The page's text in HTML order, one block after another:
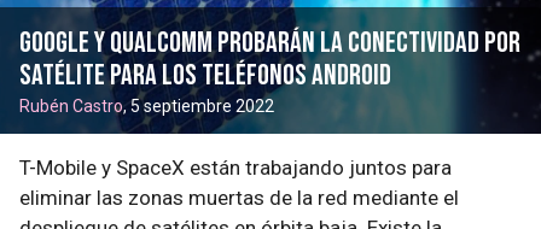
Google y Qualcomm probarán la conectividad por
satélite para los teléfonos Android
Rubén Castro, 5 septiembre 2022
T-Mobile y SpaceX están trabajando juntos para
eliminar las zonas muertas de la red mediante el